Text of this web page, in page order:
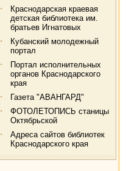
Краснодарская краевая
детская библиотека им.
братьев Игнатовых
Кубанский молодежный
портал
Портал исполнительных
органов Краснодарского
края
Газета "АВАНГАРД"
ФОТОЛЕТОПИСЬ станицы
Октябрьской
Адреса сайтов библиотек
Краснодарского края